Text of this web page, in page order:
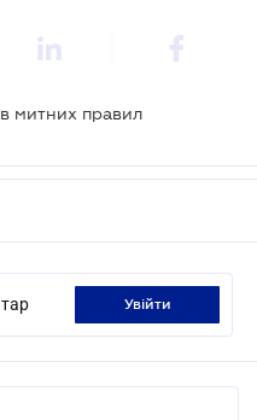
митних правил
увійти